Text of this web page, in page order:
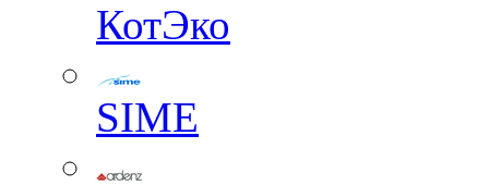
КотЭко
SIME